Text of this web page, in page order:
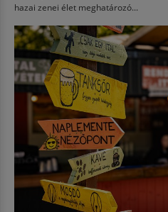
hazai zenei élet meghatározó...